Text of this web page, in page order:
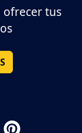
ofrecer tus